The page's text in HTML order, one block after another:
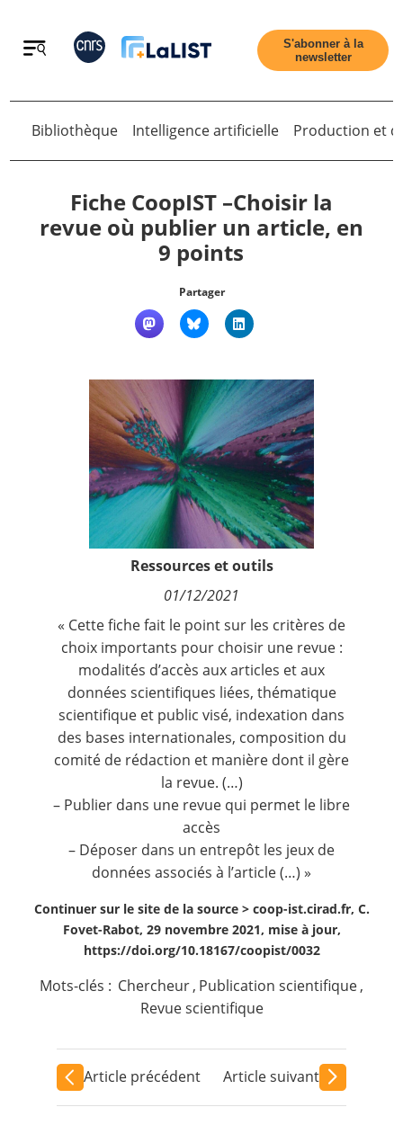
Retour
Nous suivre
S'abonner à la
newsletter
Retour
Bibliothèque Intelligence artificielle Production et
Fiche CoopIST –Choisir la
revue où publier un article, en
9 points
Partager
Ressources et outils
01/12/2021
« Cette fiche fait le point sur les critères de
choix importants pour choisir une revue :
modalités d’accès aux articles et aux
données scientifiques liées, thématique
scientifique et public visé, indexation dans
des bases internationales, composition du
comité de rédaction et manière dont il gère
la revue. (…)
– Publier dans une revue qui permet le libre
accès
– Déposer dans un entrepôt les jeux de
données associés à l’article (…) »
Continuer sur le site de la source > coop-ist.cirad.fr, C.
Fovet-Rabot, 29 novembre 2021, mise à jour,
https://doi.org/10.18167/coopist/0032
Mots-clés : Chercheur, Publication scientifique,
Revue scientifique
Article précédent Article suivant